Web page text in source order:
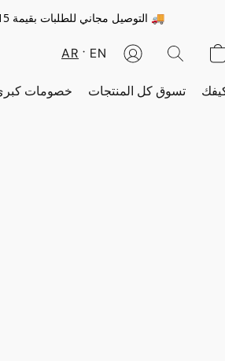
التوصيل مجاني للطلبات بقيمة 15 دينار فما فوق 🚚
AR EN
خصومات تسوق كل المنتجات